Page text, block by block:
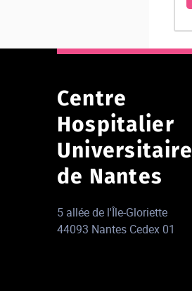
Centre
Hospitalier
Universitaire
de Nantes
5 allée de l'Île-Gloriette
44093 Nantes Cedex 01